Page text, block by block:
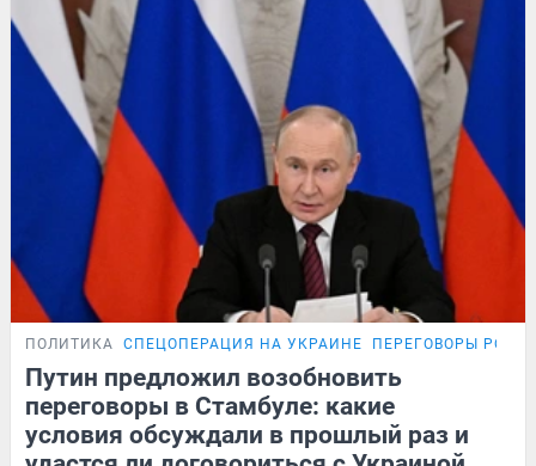
ПОЛИТИКА СПЕЦОПЕРАЦИЯ НА УКРАИНЕ ПЕРЕГОВОРЫ
Путин предложил возобновить
переговоры в Стамбуле: какие
условия обсуждали в прошлый раз и